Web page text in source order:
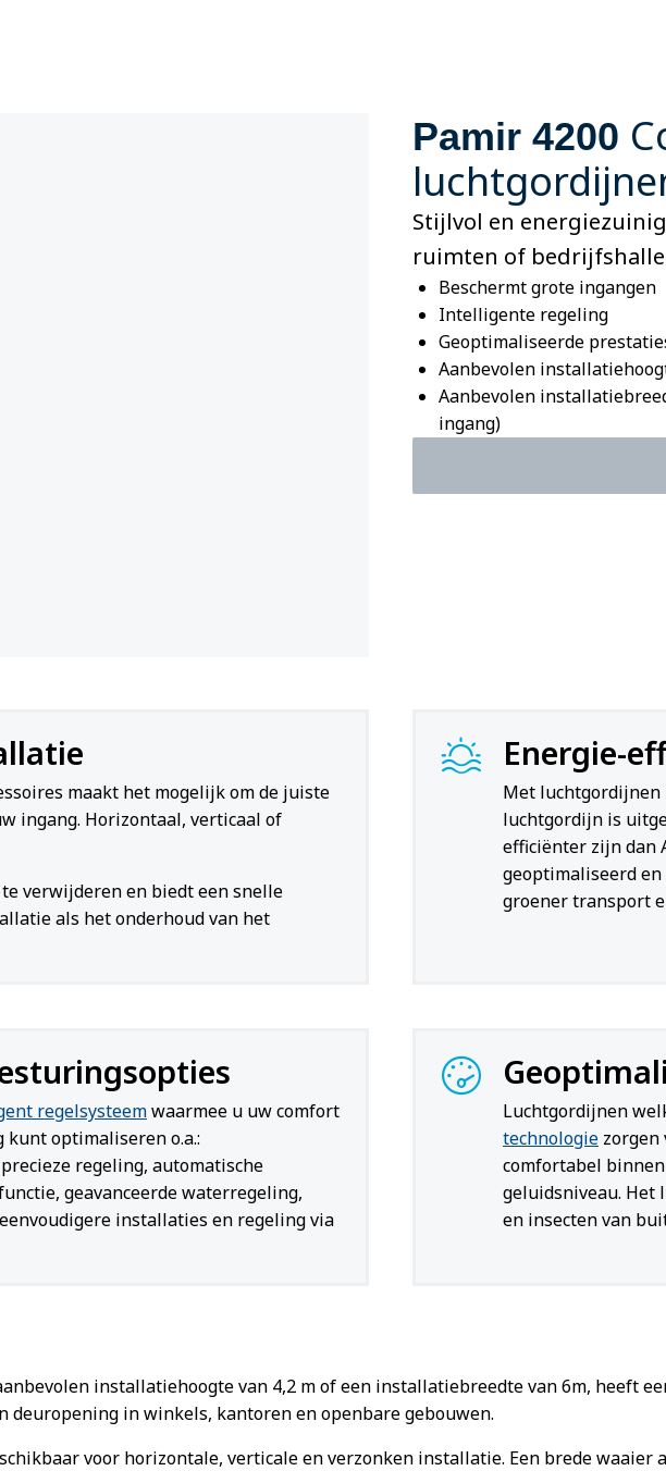
Pamir 4200
Stijlvol en
ruimten of
Beschermt grote ingangen
Intelligente regeling
Geoptimaliseerde
Aanbevolen
Aanbevolen
ingang)
maakt het mogelijk om de juiste
ingang. Horizontaal, verticaal of
verwijderen en biedt een snelle
als het onderhoud van het
Energie-
Met luchtgordijnen
luchtgordijn is
efficiënter zijn dan
geoptimaliseerd
groener transport
regelsysteemwaarmee u uw comfort
optimaliseren o.a.:
regeling, automatische
geavanceerde waterregeling,
installaties en regeling via
Luchtgordijnen
technologie zorgen
comfortabel
geluidsniveau. Het
en insecten van
installatiehoogte van 4,2 m of een installatiebreedte van 6m, heeft
deuropening in winkels, kantoren en openbare gebouwen.
voor horizontale, verticale en verzonken installatie. Een brede waaier